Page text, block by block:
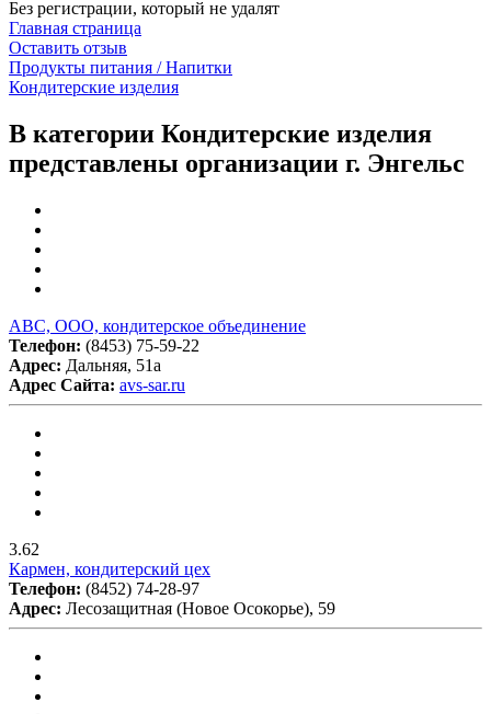
Без регистрации, который не удалят
Главная страница
Оставить отзыв
Продукты питания / Напитки
Кондитерские изделия
В категории Кондитерские изделия
представлены организации г. Энгельс
АВС, ООО, кондитерское объединение
Телефон: (8453) 75-59-22
Адрес: Дальняя, 51а
Адрес Сайта: avs-sar.ru
3.62
Кармен, кондитерский цех
Телефон: (8452) 74-28-97
Адрес: Лесозащитная (Новое Осокорье), 59